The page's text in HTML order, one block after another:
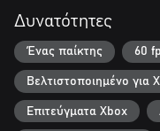
Δυνατότητες
Ένας παίκτης 60
Βελτιστοποιημένο για
Επιτεύγματα Xbox